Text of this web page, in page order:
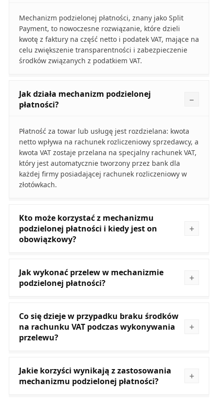
Mechanizm podzielonej płatności, znany jako Split
Payment, to nowoczesne rozwiązanie, które dzieli
kwotę z faktury na część netto i podatek VAT, mające na
celu zwiększenie transparentności i zabezpieczenie
środków związanych z podatkiem VAT.
Jak działa mechanizm podzielonej
płatności?
Płatność za towar lub usługę jest rozdzielana: kwota
netto wpływa na rachunek rozliczeniowy sprzedawcy, a
kwota VAT zostaje przelana na specjalny rachunek VAT,
który jest automatycznie tworzony przez bank dla
każdej firmy posiadającej rachunek rozliczeniowy w
złotówkach.
Kto może korzystać z mechanizmu
podzielonej płatności i kiedy jest on
obowiązkowy?
Jak wykonać przelew w mechanizmie
podzielonej płatności?
Co się dzieje w przypadku braku środków
na rachunku VAT podczas wykonywania
przelewu?
Jakie korzyści wynikają z zastosowania
mechanizmu podzielonej płatności?